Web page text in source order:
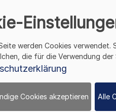
mit
Richtlinie über die
werden Cookies verwendet.
die für die Verwendung
Cookies akzeptieren Alle